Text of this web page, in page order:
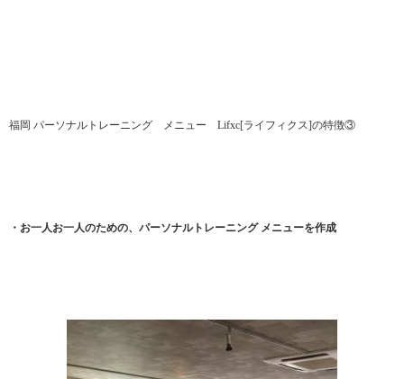
福岡 パーソナルトレーニング メニュー Lifxc[ライフィクス]の特徴③
・お一人お一人のための、パーソナルトレーニング メニューを作成